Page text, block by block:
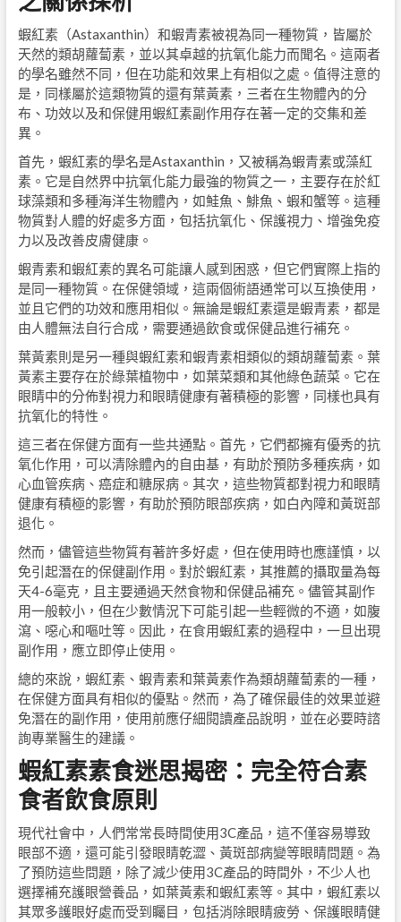
蝦紅素（Astaxanthin）和蝦青素被視為同一種物質，皆屬於
天然的類胡蘿蔔素，並以其卓越的抗氧化能力而聞名。這兩者
的學名雖然不同，但在功能和效果上有相似之處。值得注意的
是，同樣屬於這類物質的還有葉黃素，三者在生物體內的分
布、功效以及和保健用蝦紅素副作用存在著一定的交集和差
異。
首先，蝦紅素的學名是Astaxanthin，又被稱為蝦青素或藻紅
素。它是自然界中抗氧化能力最強的物質之一，主要存在於紅
球藻類和多種海洋生物體內，如鮭魚、鯡魚、蝦和蟹等。這種
物質對人體的好處多方面，包括抗氧化、保護視力、增強免疫
力以及改善皮膚健康。
蝦青素和蝦紅素的異名可能讓人感到困惑，但它們實際上指的
是同一種物質。在保健領域，這兩個術語通常可以互換使用，
並且它們的功效和應用相似。無論是蝦紅素還是蝦青素，都是
由人體無法自行合成，需要通過飲食或保健品進行補充。
葉黃素則是另一種與蝦紅素和蝦青素相類似的類胡蘿蔔素。葉
黃素主要存在於綠葉植物中，如葉菜類和其他綠色蔬菜。它在
眼睛中的分佈對視力和眼睛健康有著積極的影響，同樣也具有
抗氧化的特性。
這三者在保健方面有一些共通點。首先，它們都擁有優秀的抗
氧化作用，可以清除體內的自由基，有助於預防多種疾病，如
心血管疾病、癌症和糖尿病。其次，這些物質都對視力和眼睛
健康有積極的影響，有助於預防眼部疾病，如白內障和黃斑部
退化。
然而，儘管這些物質有著許多好處，但在使用時也應謹慎，以
免引起潛在的保健副作用。對於蝦紅素，其推薦的攝取量為每
天4-6毫克，且主要通過天然食物和保健品補充。儘管其副作
用一般較小，但在少數情況下可能引起一些輕微的不適，如腹
瀉、噁心和嘔吐等。因此，在食用蝦紅素的過程中，一旦出現
副作用，應立即停止使用。
總的來說，蝦紅素、蝦青素和葉黃素作為類胡蘿蔔素的一種，
在保健方面具有相似的優點。然而，為了確保最佳的效果並避
免潛在的副作用，使用前應仔細閱讀產品說明，並在必要時諮
詢專業醫生的建議。
蝦紅素素食迷思揭密：完全符合素
食者飲食原則
現代社會中，人們常常長時間使用3C產品，這不僅容易導致
眼部不適，還可能引發眼睛乾澀、黃斑部病變等眼睛問題。為
了預防這些問題，除了減少使用3C產品的時間外，不少人也
選擇補充護眼營養品，如葉黃素和蝦紅素等。其中，蝦紅素以
其眾多護眼好處而受到矚目，包括消除眼睛疲勞、保護眼睛健